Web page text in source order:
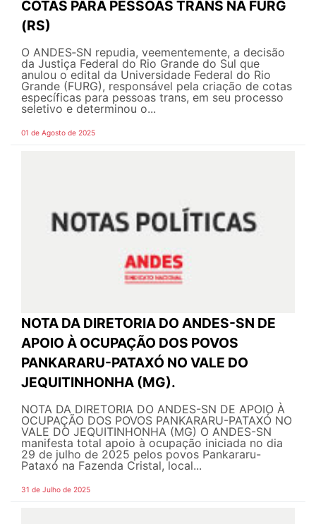
COTAS PARA PESSOAS TRANS NA FURG
(RS)
O ANDES‑SN repudia, veementemente, a decisão
da Justiça Federal do Rio Grande do Sul que
anulou o edital da Universidade Federal do Rio
Grande (FURG), responsável pela criação de cotas
específicas para pessoas trans, em seu processo
seletivo e determinou o...
01 de Agosto de 2025
NOTA DA DIRETORIA DO ANDES-SN DE
APOIO À OCUPAÇÃO DOS POVOS
PANKARARU-PATAXÓ NO VALE DO
JEQUITINHONHA (MG).
NOTA DA DIRETORIA DO ANDES-SN DE APOIO À
OCUPAÇÃO DOS POVOS PANKARARU-PATAXÓ NO
VALE DO JEQUITINHONHA (MG) O ANDES-SN
manifesta total apoio à ocupação iniciada no dia
29 de julho de 2025 pelos povos Pankararu-
Pataxó na Fazenda Cristal, local...
31 de Julho de 2025